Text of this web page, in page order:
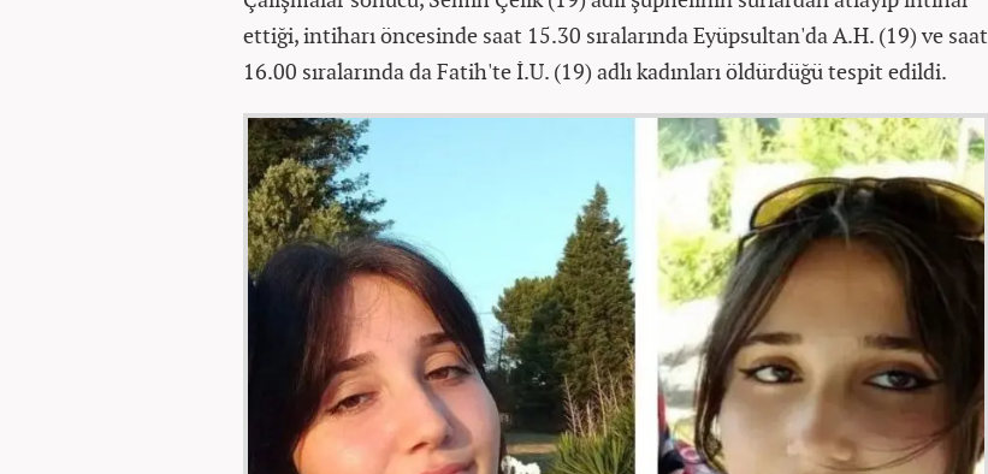
ettiği, intiharı öncesinde saat 15.30 sıralarında Eyüpsultan'da A.H. (19) ve saat
16.00 sıralarında da Fatih'te İ.U. (19) adlı kadınları öldürdüğü tespit edildi.